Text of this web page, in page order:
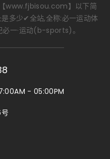
www.fjbisou.com】以下简
多少✔全站,全称:必一运动体
必一·运动(b-sports)。
- 05:00PM